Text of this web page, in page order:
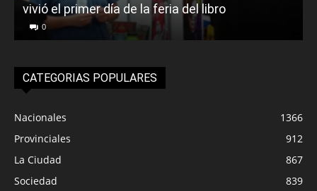
vivió el primer día de la feria del libro
0
CATEGORIAS POPULARES
Nacionales
1366
Provinciales
912
La Ciudad
867
Sociedad
839